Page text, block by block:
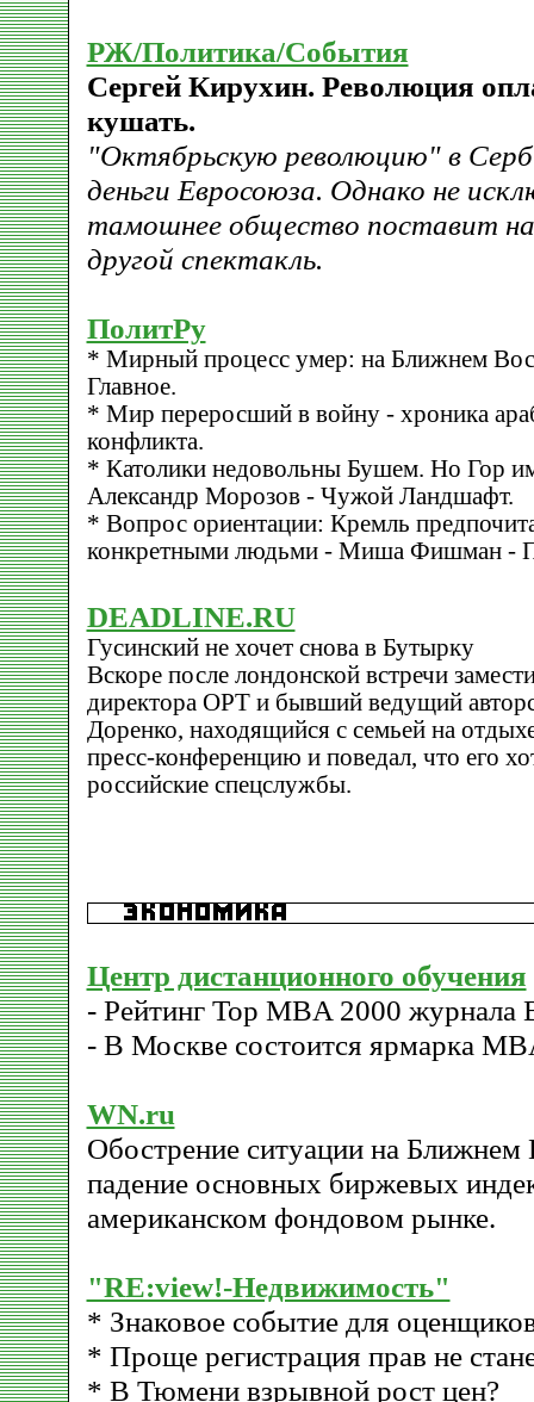
РЖ/Политика/События
Сергей Кирухин. Революция
кушать.
"Октябрьскую революцию" в
деньги Евросоюза. Однако не
тамошнее общество поставит на
другой спектакль.
ПолитРу
* Мирный процесс умер: на Ближнем
Главное.
* Мир переросший в войну - хроника
конфликта.
* Католики недовольны Бушем. Но Гор
Александр Морозов - Чужой Ландшафт.
* Вопрос ориентации: Кремль
конкретными людьми - Миша Фишман -
DEADLINE.RU
Гусинский не хочет снова в Бутырку
Вскоре после лондонской встречи
директора ОРТ и бывший ведущий
Доренко, находящийся с семьей на
пресс-конференцию и поведал, что его
российские спецслужбы.
Центр дистанционного обучения
- Рейтинг Top MBA 2000 журнала
- В Москве состоится ярмарка
WN.ru
Обострение ситуации на Ближнем
падение основных биржевых
американском фондовом рынке.
"RE:view!-Недвижимость"
* Знаковое событие для
* Проще регистрация прав не
* В Тюмени взрывной рост цен?